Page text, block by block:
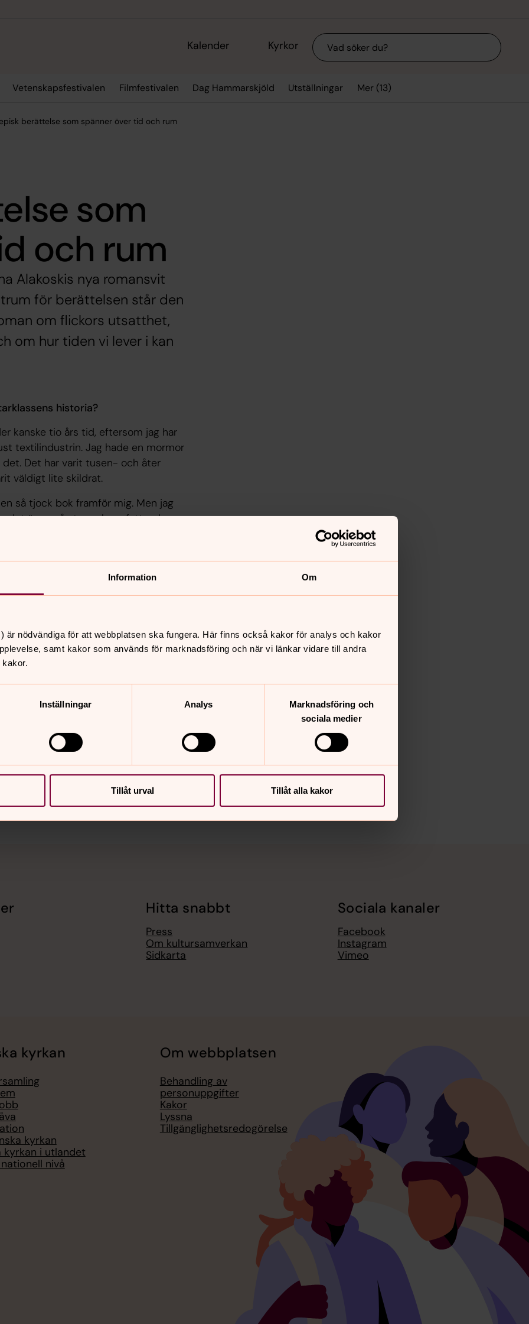
Information Om
är nödvändiga för att webbplatsen ska fungera. Här finns också kakor för analys och kakor
samt kakor som används för marknadsföring och när vi länkar vidare till andra
Inställningar Analys
Marknadsföring och
sociala medier
Tillåt urval Tillåt alla kakor
Kalender Kyrkor Sök
Vetenskapsfestivalen Filmfestivalen Dag Hammarskjöld Utställningar Mer (13)
berättelse som spänner över tid och rum
som
och rum
Alakoskis nya romansvit
för berättelsen står den
om flickors utsatthet,
om hur tiden vi lever i kan
historia?
kanske tio års tid, eftersom jag har
textilindustrin. Jag hade en mormor
Det har varit tusen- och åter
väldigt lite skildrat.
så tjock bok framför mig. Men jag
det är en så stor och omfattande
spänner över tid och rum, som också
på Se människan-scenen,
Hitta snabbt
Press
Om kultursamverkan
Sidkarta
Sociala kanaler
Facebook
Instagram
Vimeo
kyrkan
kyrkan
kyrkan i utlandet
nivå
Om webbplatsen
Behandling av
personuppgifter
Kakor
Lyssna
Tillgänglighetsredogörelse